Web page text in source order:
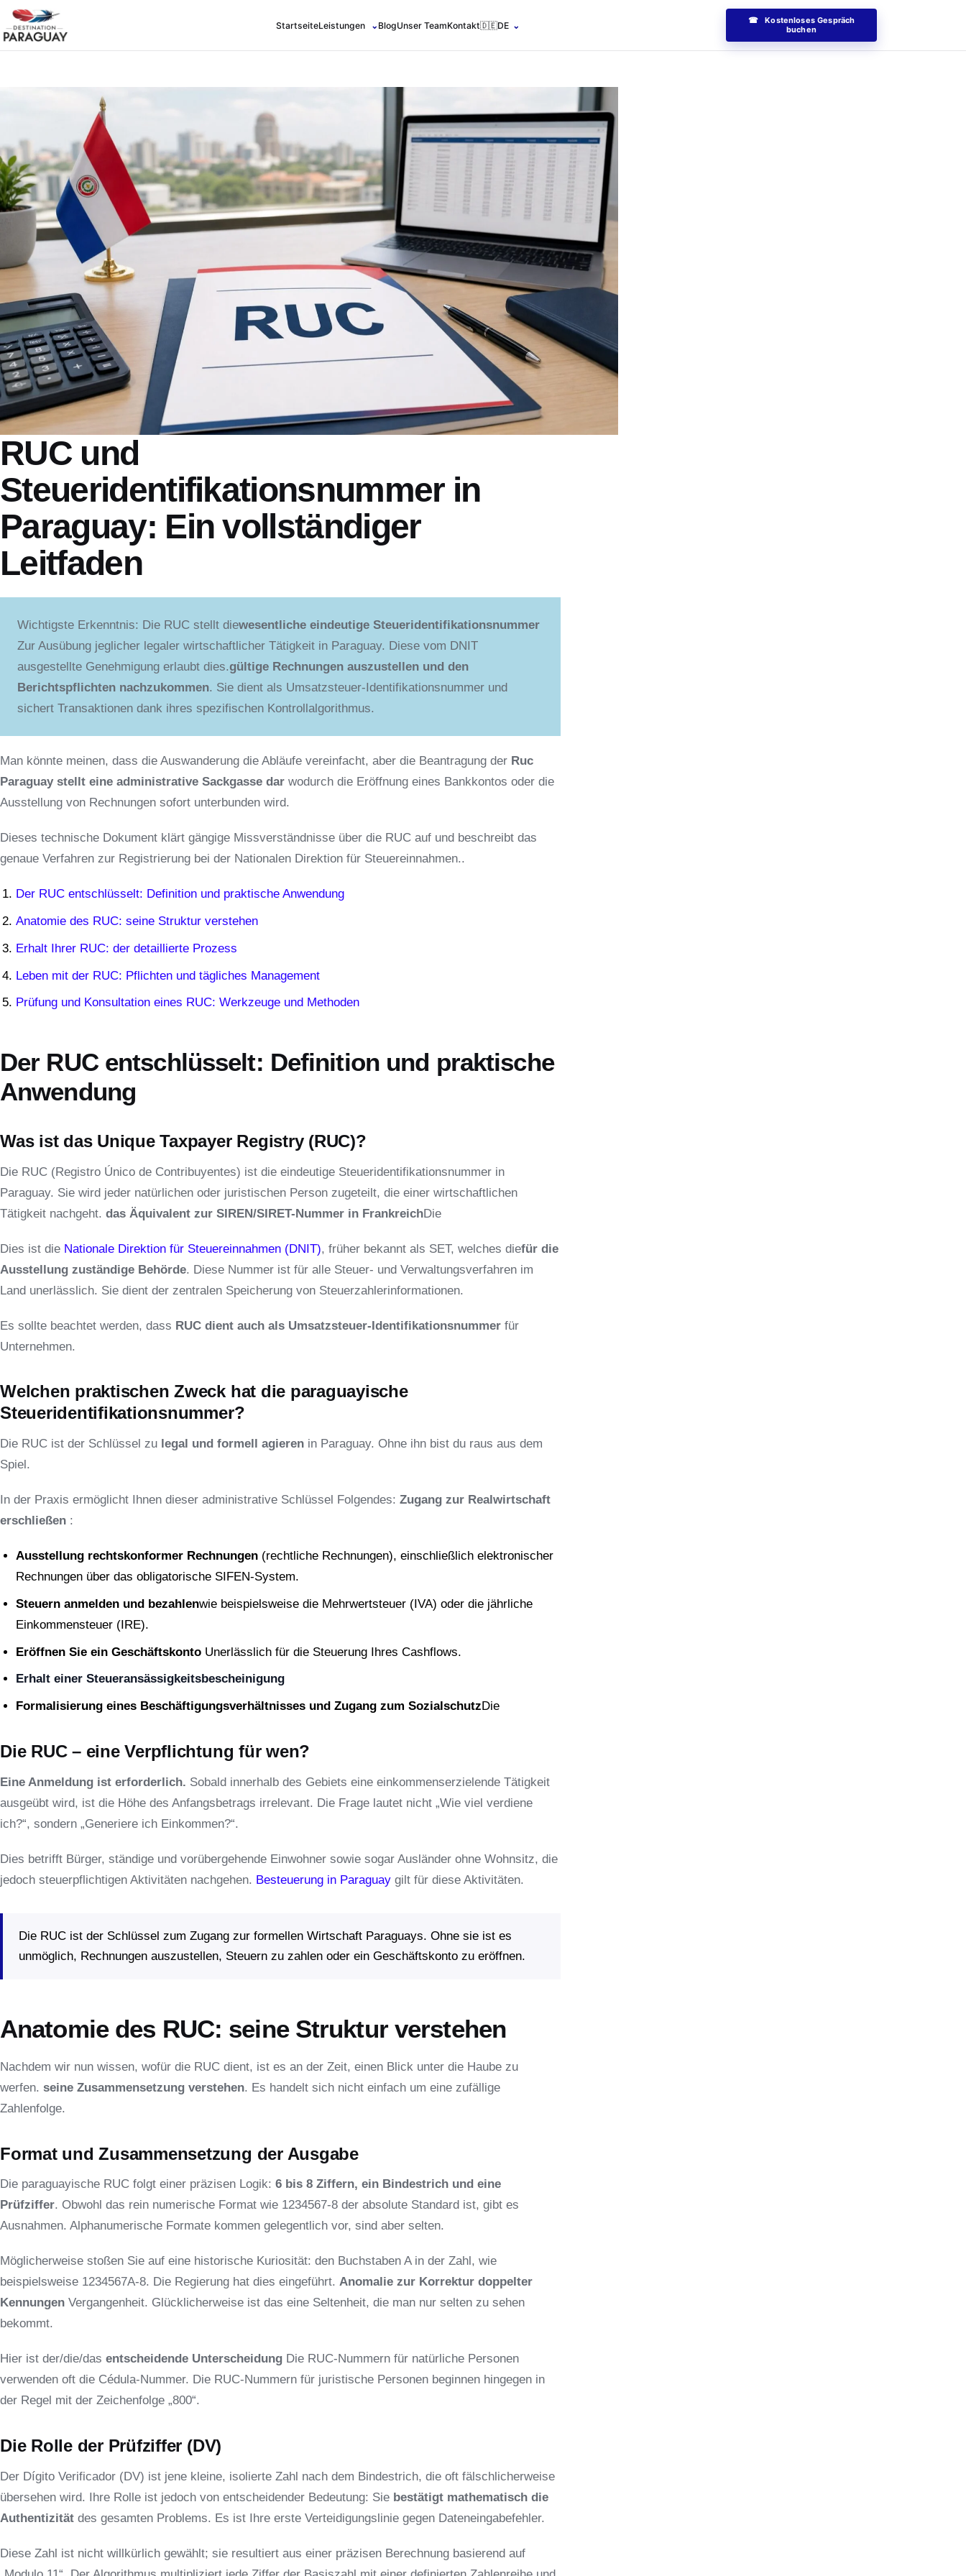
StartseiteLeistungen ⌄ BlogUnser TeamKontakt🇩🇪DE ⌄
☎ Kostenloses Gespräch
buchen
RUC und
Steueridentifikationsnummer in
Paraguay: Ein vollständiger
Leitfaden
Wichtigste Erkenntnis: Die RUC stellt diewesentliche eindeutige Steueridentifikationsnummer
Zur Ausübung jeglicher legaler wirtschaftlicher Tätigkeit in Paraguay. Diese vom DNIT
ausgestellte Genehmigung erlaubt dies.gültige Rechnungen auszustellen und den
Berichtspflichten nachzukommen. Sie dient als Umsatzsteuer-Identifikationsnummer und
sichert Transaktionen dank ihres spezifischen Kontrollalgorithmus.
Man könnte meinen, dass die Auswanderung die Abläufe vereinfacht, aber die Beantragung der Ruc
Paraguay stellt eine administrative Sackgasse dar wodurch die Eröffnung eines Bankkontos oder die
Ausstellung von Rechnungen sofort unterbunden wird.
Dieses technische Dokument klärt gängige Missverständnisse über die RUC auf und beschreibt das
genaue Verfahren zur Registrierung bei der Nationalen Direktion für Steuereinnahmen..
Der RUC entschlüsselt: Definition und praktische Anwendung
Anatomie des RUC: seine Struktur verstehen
Erhalt Ihrer RUC: der detaillierte Prozess
Leben mit der RUC: Pflichten und tägliches Management
Prüfung und Konsultation eines RUC: Werkzeuge und Methoden
Der RUC entschlüsselt: Definition und praktische
Anwendung
Was ist das Unique Taxpayer Registry (RUC)?
Die RUC (Registro Único de Contribuyentes) ist die eindeutige Steueridentifikationsnummer in
Paraguay. Sie wird jeder natürlichen oder juristischen Person zugeteilt, die einer wirtschaftlichen
Tätigkeit nachgeht. das Äquivalent zur SIREN/SIRET-Nummer in FrankreichDie
Dies ist die Nationale Direktion für Steuereinnahmen (DNIT), früher bekannt als SET, welches diefür die
Ausstellung zuständige Behörde. Diese Nummer ist für alle Steuer- und Verwaltungsverfahren im
Land unerlässlich. Sie dient der zentralen Speicherung von Steuerzahlerinformationen.
Es sollte beachtet werden, dass RUC dient auch als Umsatzsteuer-Identifikationsnummer für
Unternehmen.
Welchen praktischen Zweck hat die paraguayische
Steueridentifikationsnummer?
Die RUC ist der Schlüssel zu legal und formell agieren in Paraguay. Ohne ihn bist du raus aus dem
Spiel.
In der Praxis ermöglicht Ihnen dieser administrative Schlüssel Folgendes: Zugang zur Realwirtschaft
erschließen :
Ausstellung rechtskonformer Rechnungen(rechtliche Rechnungen), einschließlich elektronischer
Rechnungen über das obligatorische SIFEN-System.
Steuern anmelden und bezahlenwie beispielsweise die Mehrwertsteuer (IVA) oder die jährliche
Einkommensteuer (IRE).
Eröffnen Sie ein GeschäftskontoUnerlässlich für die Steuerung Ihres Cashflows.
Erhalt einer Steueransässigkeitsbescheinigung
Formalisierung eines Beschäftigungsverhältnisses und Zugang zum Sozialschutz Die
Die RUC – eine Verpflichtung für wen?
Eine Anmeldung ist erforderlich. Sobald innerhalb des Gebiets eine einkommenserzielende Tätigkeit
ausgeübt wird, ist die Höhe des Anfangsbetrags irrelevant. Die Frage lautet nicht „Wie viel verdiene
ich?“, sondern „Generiere ich Einkommen?“.
Dies betrifft Bürger, ständige und vorübergehende Einwohner sowie sogar Ausländer ohne Wohnsitz, die
jedoch steuerpflichtigen Aktivitäten nachgehen. Besteuerung in Paraguay gilt für diese Aktivitäten.
Die RUC ist der Schlüssel zum Zugang zur formellen Wirtschaft Paraguays. Ohne sie ist es
unmöglich, Rechnungen auszustellen, Steuern zu zahlen oder ein Geschäftskonto zu eröffnen.
Anatomie des RUC: seine Struktur verstehen
Nachdem wir nun wissen, wofür die RUC dient, ist es an der Zeit, einen Blick unter die Haube zu
werfen. seine Zusammensetzung verstehen. Es handelt sich nicht einfach um eine zufällige
Zahlenfolge.
Format und Zusammensetzung der Ausgabe
Die paraguayische RUC folgt einer präzisen Logik: 6 bis 8 Ziffern, ein Bindestrich und eine
Prüfziffer. Obwohl das rein numerische Format wie 1234567-8 der absolute Standard ist, gibt es
Ausnahmen. Alphanumerische Formate kommen gelegentlich vor, sind aber selten.
Möglicherweise stoßen Sie auf eine historische Kuriosität: den Buchstaben A in der Zahl, wie
beispielsweise 1234567A-8. Die Regierung hat dies eingeführt. Anomalie zur Korrektur doppelter
Kennungen Vergangenheit. Glücklicherweise ist das eine Seltenheit, die man nur selten zu sehen
bekommt.
Hier ist der/die/das entscheidende Unterscheidung Die RUC-Nummern für natürliche Personen
verwenden oft die Cédula-Nummer. Die RUC-Nummern für juristische Personen beginnen hingegen in
der Regel mit der Zeichenfolge „800“.
Die Rolle der Prüfziffer (DV)
Der Dígito Verificador (DV) ist jene kleine, isolierte Zahl nach dem Bindestrich, die oft fälschlicherweise
übersehen wird. Ihre Rolle ist jedoch von entscheidender Bedeutung: Sie bestätigt mathematisch die
Authentizität des gesamten Problems. Es ist Ihre erste Verteidigungslinie gegen Dateneingabefehler.
Diese Zahl ist nicht willkürlich gewählt; sie resultiert aus einer präzisen Berechnung basierend auf